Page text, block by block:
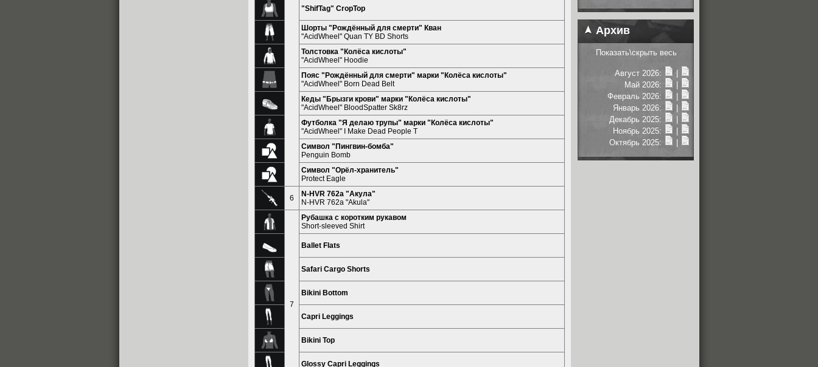
"ShifTag" CropTop
Шорты "Рождённый для смерти" Кван
"AcidWheel" Quan TY BD Shorts
Толстовка "Колёса кислоты"
"AcidWheel" Hoodie
Пояс "Рождённый для смерти" марки "Колёса кислоты"
"AcidWheel" Born Dead Belt
Кеды "Брызги крови" марки "Колёса кислоты"
"AcidWheel" BloodSpatter Sk8rz
Футболка "Я делаю трупы" марки "Колёса кислоты"
"AcidWheel" I Make Dead People T
Символ "Пингвин-бомба"
Penguin Bomb
Символ "Орёл-хранитель"
Protect Eagle
6
N-HVR 762a "Акула"
N-HVR 762a "Akula"
7
Рубашка с коротким рукавом
Short-sleeved Shirt
Ballet Flats
Safari Cargo Shorts
Bikini Bottom
Capri Leggings
Bikini Top
Glossy Capri Leggings
Архив
Показать\скрыть весь
Август 2026:
Май 2026:
Февраль 2026:
Январь 2026:
Декабрь 2025:
Ноябрь 2025:
Октябрь 2025: